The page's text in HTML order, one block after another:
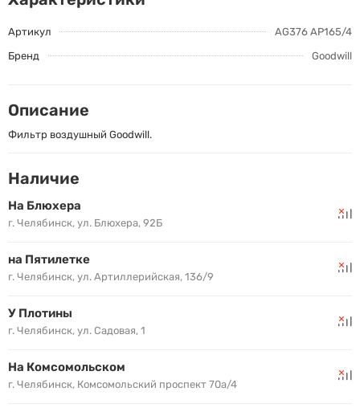
Артикул
AG376 AP165/4
Бренд
Goodwill
Описание
Фильтр воздушный Goodwill.
Наличие
На Блюхера
г. Челябинск, ул. Блюхера, 92Б
на Пятилетке
г. Челябинск, ул. Артиллерийская, 136/9
У Плотины
г. Челябинск, ул. Садовая, 1
На Комсомольском
г. Челябинск, Комсомольский проспект 70а/4